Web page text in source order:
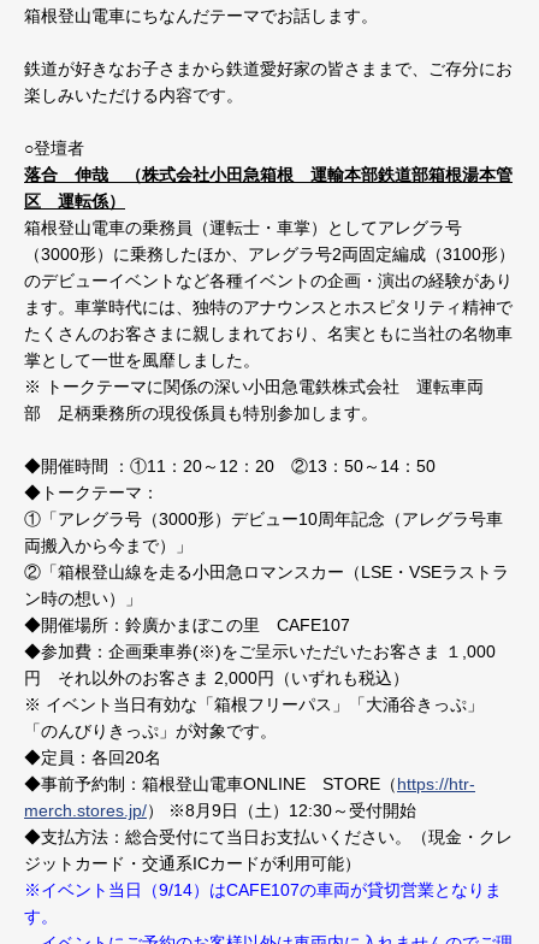
箱根登山電車にちなんだテーマでお話します。
鉄道が好きなお子さまから鉄道愛好家の皆さままで、ご存分にお
楽しみいただける内容です。
○登壇者
落合 伸哉 （株式会社小田急箱根 運輸本部鉄道部箱根湯本管
区 運転係）
箱根登山電車の乗務員（運転士・車掌）としてアレグラ号
（3000形）に乗務したほか、アレグラ号2両固定編成（3100形）
のデビューイベントなど各種イベントの企画・演出の経験があり
ます。車掌時代には、独特のアナウンスとホスピタリティ精神で
たくさんのお客さまに親しまれており、名実ともに当社の名物車
掌として一世を風靡しました。
※ トークテーマに関係の深い小田急電鉄株式会社 運転車両
部 足柄乗務所の現役係員も特別参加します。
◆開催時間 ：①11：20～12：20 ②13：50～14：50
◆トークテーマ：
①「アレグラ号（3000形）デビュー10周年記念（アレグラ号車
両搬入から今まで）」
②「箱根登山線を走る小田急ロマンスカー（LSE・VSEラストラ
ン時の想い）」
◆開催場所：鈴廣かまぼこの里 CAFE107
◆参加費：企画乗車券(※)をご呈示いただいたお客さま １,000
円 それ以外のお客さま 2,000円（いずれも税込）
※ イベント当日有効な「箱根フリーパス」「大涌谷きっぷ」
「のんびりきっぷ」が対象です。
◆定員：各回20名
◆事前予約制：箱根登山電車ONLINE STORE（https://htr-
merch.stores.jp/） ※8月9日（土）12:30～受付開始
◆支払方法：総合受付にて当日お支払いください。（現金・クレ
ジットカード・交通系ICカードが利用可能）
※イベント当日（9/14）はCAFE107の車両が貸切営業となりま
す。